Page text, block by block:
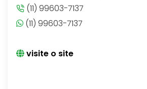
(11) 99603-7137
(11) 99603-7137
visite o site